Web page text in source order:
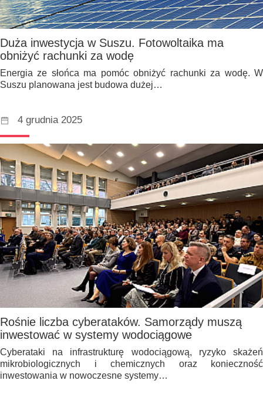
Duża inwestycja w Suszu. Fotowoltaika ma
obniżyć rachunki za wodę
Energia ze słońca ma pomóc obniżyć rachunki za wodę. W
Suszu planowana jest budowa dużej…
4 grudnia 2025
Rośnie liczba cyberataków. Samorządy muszą
inwestować w systemy wodociągowe
Cyberataki na infrastrukturę wodociągową, ryzyko skażeń
mikrobiologicznych i chemicznych oraz konieczność
inwestowania w nowoczesne systemy…